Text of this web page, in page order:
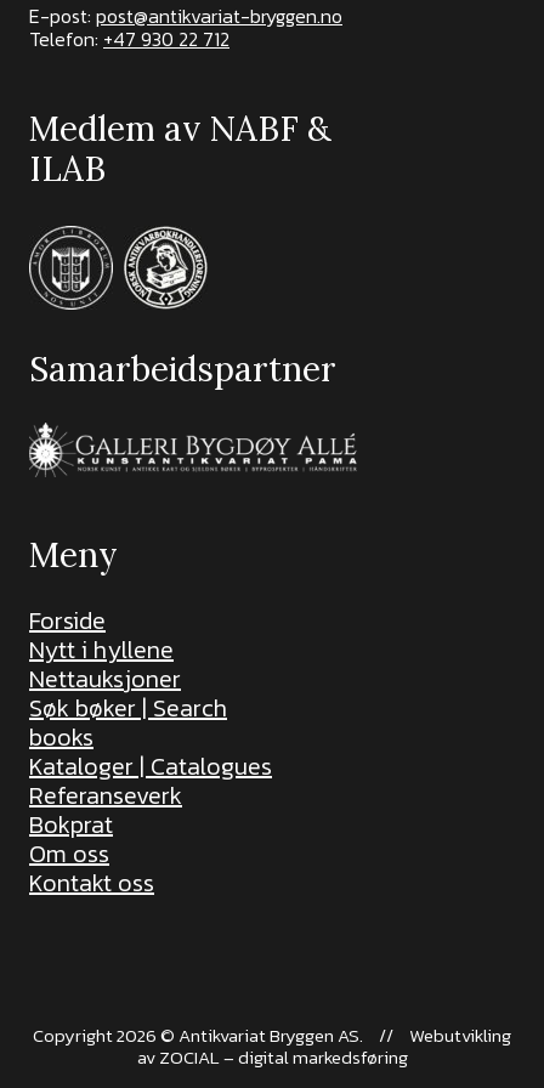
E-post: post@antikvariat-bryggen.no
Telefon: +47 930 22 712
Medlem av NABF &
ILAB
Samarbeidspartner
Meny
Forside
Nytt i hyllene
Nettauksjoner
Søk bøker | Search
books
Kataloger | Catalogues
Referanseverk
Bokprat
Om oss
Kontakt oss
Copyright 2026 © Antikvariat Bryggen AS. // Webutvikling
avZOCIAL – digital markedsføring